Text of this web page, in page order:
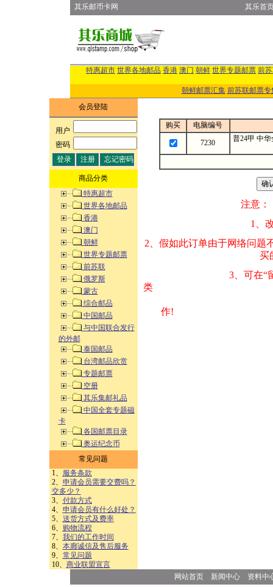
其乐邮币卡网 其乐首
特惠超市 世界各地邮品 香港 澳门 朝鲜 世界专题邮票 前
朝鲜邮票汇集 前苏联邮票专
会员登陆
用户:
密码:
商品分类
特惠超市
世界各地邮品
香港
澳门
朝鲜
世界专题邮票
前苏联
俄罗斯
蒙古
综合邮品
中国邮品
与中国联合发行
的外邮
泰国邮品
台湾邮品欣赏
专题邮票
空册
其乐集邮礼品
中国全套专题磁
卡
各国邮票目录
奥运纪念币
常见问题
1、
服务条款
2、 申请会员需要交费吗？
交多少？
3、 付款方式
4、 申请会员有什么好处？
5、 送货方式及费率
6、
购物流程
7、 我们的工作时间
8、 本廊诚信及售后服务
9、 常见问题
10、 商业联盟宣言
购买 电脑编号
7230 普24甲 中华
注意：
1、改变商品数量
2、假如此订单由
买的邮品的“
3、可在“
类 方式告之
作!
网站首页 新闻中心
资料中